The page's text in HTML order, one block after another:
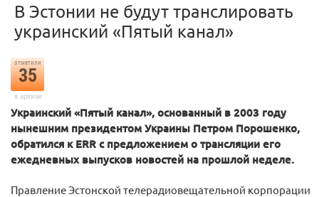
В Эстонии не будут транслировать
украинский «Пятый канал»
отметили
35
в архиве
Украинский «Пятый канал», основанный в 2003 году
нынешним президентом Украины Петром Порошенко,
обратился к ERR с предложением о трансляции его
ежедневных выпусков новостей на прошлой неделе.
Правление Эстонской телерадиовещательной корпорации